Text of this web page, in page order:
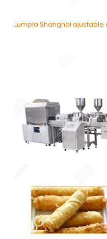
Lumpia Shanghai